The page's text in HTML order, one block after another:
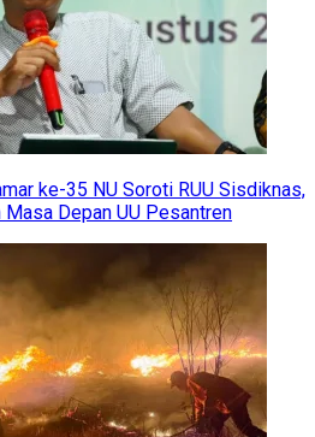
ke-35 NU Soroti RUU Sisdiknas,
Depan UU Pesantren